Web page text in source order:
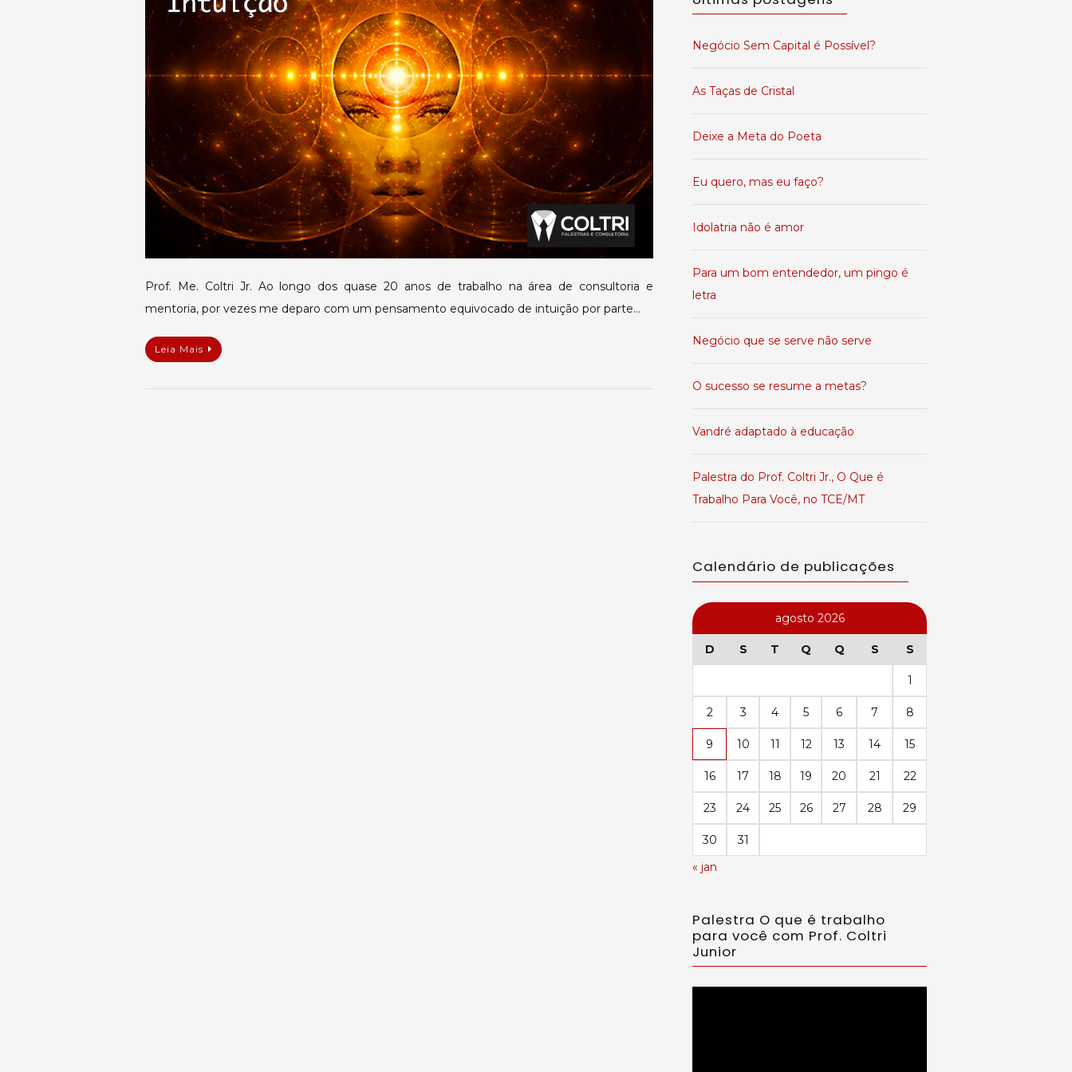
Prof. Me. Coltri Jr. Ao longo dos quase 20 anos de trabalho na área de consultoria e
mentoria, por vezes me deparo com um pensamento equivocado de intuição por parte…
Leia Mais
Negócio Sem Capital é Possível?
As Taças de Cristal
Deixe a Meta do Poeta
Eu quero, mas eu faço?
Idolatria não é amor
Para um bom entendedor, um pingo é
letra
Negócio que se serve não serve
O sucesso se resume a metas?
Vandré adaptado à educação
Palestra do Prof. Coltri Jr., O Que é
Trabalho Para Você, no TCE/MT
Calendário de publicações
agosto 2026
D S T Q Q S S
1
2 3 4 5 6 7 8
9 10 11 12 13 14 15
16 17 18 19 20 21 22
23 24 25 26 27 28 29
30
31
« jan
Palestra O que é trabalho
para você com Prof. Coltri
Junior